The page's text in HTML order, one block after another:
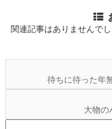
関連記事はありませんでし
待ちに待った年
大物の